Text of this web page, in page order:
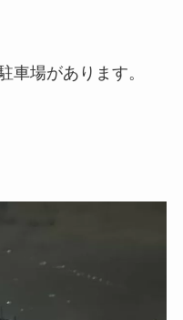
車場があります。